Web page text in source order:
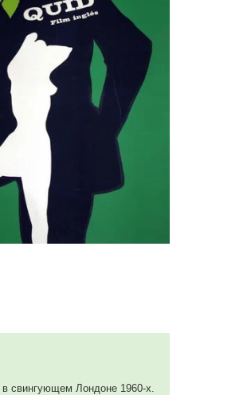
свингующем Лондоне 1960-х.